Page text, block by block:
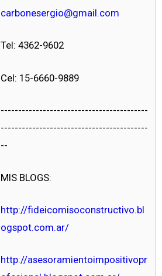
carbonesergio@gmail.com
Tel: 4362-9602
Cel: 15-6660-9889
------------------------------------------
------------------------------------------
--
MIS BLOGS:
http://fideicomisoconstructivo.bl
ogspot.com.ar/
http://asesoramientoimpositivopr